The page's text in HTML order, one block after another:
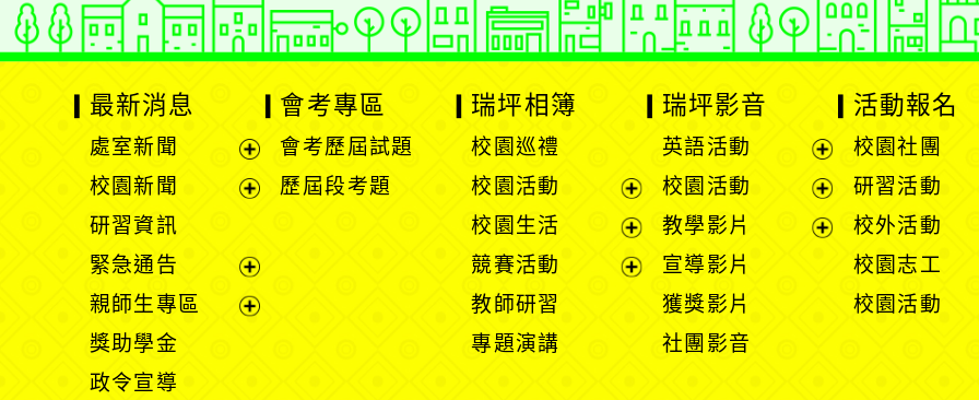
最新消息
處室新聞
展
單
校園新聞
開
選
單
研習資訊
緊急通告
展
開
親師生專區
獎助學金
政令宣導
會考專區
會考歷屆試題
歷屆段考題
瑞坪相簿
校園巡禮
校園活動
展
開
選
校園生活
展
開
競賽活動
教師研習
專題演講
瑞坪影音
英語活動
展
選
校園活動
展
開
教學影片
宣導影片
獲獎影片
社團影音
活動報名
校園社團
研習活動
校外活動
校園志工
校園活動